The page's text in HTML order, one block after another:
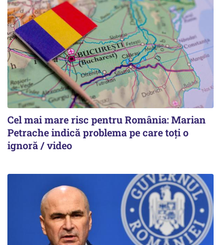
Cel mai mare risc pentru România: Marian
Petrache indică problema pe care toți o
ignoră / video